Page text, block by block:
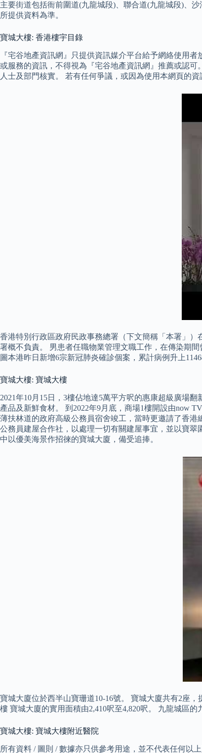
主要街道包括衙前圍道(九龍城段)、聯合道(九龍城段)、
所提供資料為準。
寶城大樓: 香港樓宇目錄
『宅谷地產資訊網』只提供資訊媒介平台給予網絡使用
或服務的資訊，不得視為『宅谷地產資訊網』推薦或認
人士及部門核實。 若有任何爭議，或因為使用本網頁的
香港特別行政區政府民政事務總署（下文簡稱「本署」
署概不負責。 男患者任職物業管理文職工作，在傳染期
圖本港昨日新增6宗新冠肺炎確診個案，累計病例升上
寶城大樓: 寶城大樓
2021年10月15日，3樓佔地達5萬平方呎的惠康超級廣場
產品及新鮮食材。 到2022年9月底，商場1樓開設由now
薄扶林道的政府高級公務員宿舍竣工，當時更邀請了香
公務員建屋合作社，以處理一切有關建屋事宜，並以寶
中以優美海景作招徠的寶城大廈，備受追捧。
寶城大廈位於西半山寶珊道10-16號。 寶城大廈共有2座
樓 寶城大廈的實用面積由2,410呎至4,820呎。 九龍城區
寶城大樓: 寶城大樓附近醫院
所有資料 / 圖則 / 數據亦只供參考用途，並不代表任何以